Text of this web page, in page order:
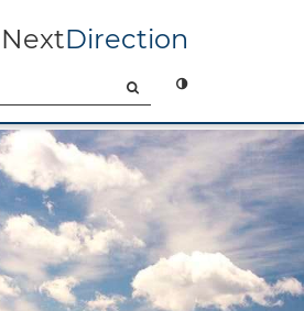
NextDirection